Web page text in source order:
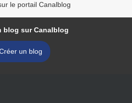
le portail Canalblog
blog sur Canalblog
un blog